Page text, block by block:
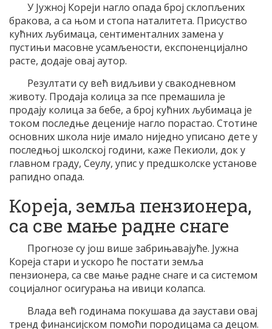
У Јужној Кореји нагло опада број склопљених
бракова, а са њом и стопа наталитета. Присуство
кућних љубимаца, сентименталних замена у
пустињи масовне усамљености, експоненцијално
расте, додаје овај аутор.
Резултати су већ видљиви у свакодневном
животу. Продаја колица за псе премашила је
продају колица за бебе, а број кућних љубимаца је
током последње деценије нагло порастао. Стотине
основних школа није имало ниједно уписано дете у
последњој школској години, каже Пекиоли, док у
главном граду, Сеулу, упис у предшколске установе
рапидно опада.
Кореја, земља пензионера,
са све мање радне снаге
Прогнозе су још више забрињавајуће. Јужна
Кореја стари и ускоро ће постати земља
пензионера, са све мање радне снаге и са системом
социјалног осигурања на ивици колапса.
Влада већ годинама покушава да заустави овај
тренд финансијском помоћи породицама са децом.